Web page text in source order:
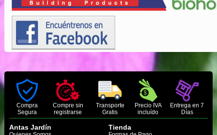
Compra
Segura
Compre sin
registrarse
Transporte
Gratis
Precio IVA
incluído
Entrega en 7
Días
Antas Jardín Tienda